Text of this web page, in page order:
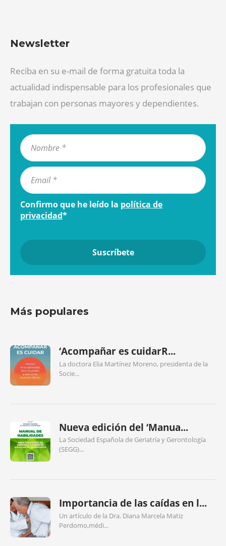
Newsletter
Reciba en su e-mail de forma gratuita toda la
actualidad indispensable para los profesionales que
trabajan con personas mayores y dependientes.
Confirmo que he leído la política de
privacidad*
Más populares
‘Acompañar es cuidarR...
La doctora Elia Martínez Moreno, presidenta de la
Socie...
Nueva edición del ‘Manua...
La Sociedad Española de Geriatría y Gerontología
(SEGG)...
Importancia de las caídas en l...
Un artículo de la Dra. Diana Marcela Matiz
Perdomo,médi...